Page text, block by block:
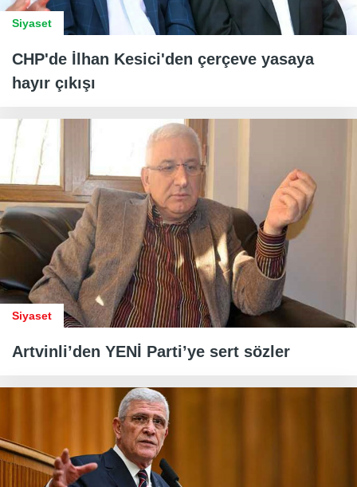
Siyaset
CHP'de İlhan Kesici'den çerçeve yasaya
hayır çıkışı
Siyaset
Artvinli’den YENİ Parti’ye sert sözler